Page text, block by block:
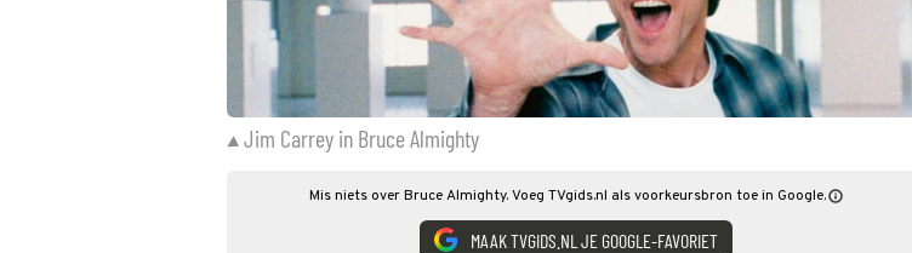
Jim Carrey in Bruce Almighty
Mis niets over Bruce Almighty. Voeg TVgids.nl als voorkeursbron toe in Google.
MAAK TVGIDS.NL JE GOOGLE-FAVORIET